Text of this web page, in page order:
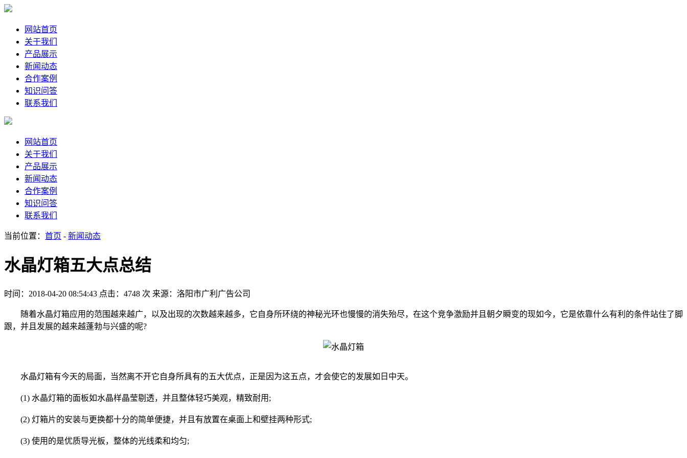
网站首页
关于我们
产品展示
新闻动态
合作案例
知识问答
联系我们
网站首页
关于我们
产品展示
新闻动态
合作案例
知识问答
联系我们
当前位置： 首页 - 新闻动态
水晶灯箱五大点总结
时间：2018-04-20 08:54:43 点击：4748 次 来源：洛阳市广利广告公司
随着水晶灯箱应用的范围越来越广，以及出现的次数越来越多，它自身所环绕的神秘光环也慢慢的消失殆尽，在这个竞争激励并且朝夕瞬变的现如今，它是依靠什么有利的条件站住了脚
跟，并且发展的越来越蓬勃与兴盛的呢?
水晶灯箱有今天的局面，当然离不开它自身所具有的五大优点，正是因为这五点，才会使它的发展如日中天。
(1) 水晶灯箱的面板如水晶样晶莹剔透，并且整体轻巧美观，精致耐用;
(2) 灯箱片的安装与更换都十分的简单便捷，并且有放置在桌面上和壁挂两种形式;
(3) 使用的是优质导光板，整体的光线柔和均匀;